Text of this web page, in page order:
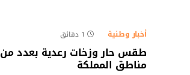
أخبار وطنية 1 دقائق
طقس حار وزخات رعدية بعدد من
مناطق المملكة